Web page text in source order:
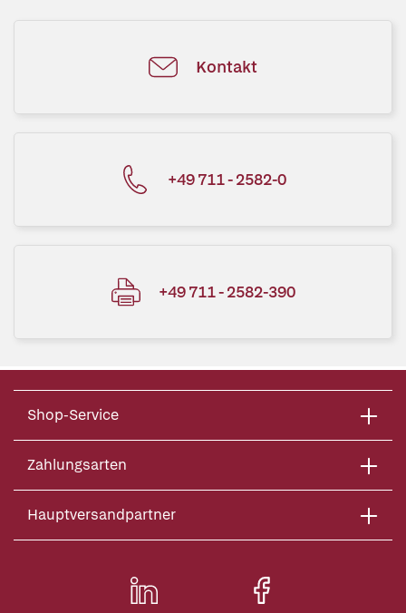
Kontakt
+49 711 - 2582-0
+49 711 - 2582-390
Shop-Service
Zahlungsarten
Hauptversandpartner